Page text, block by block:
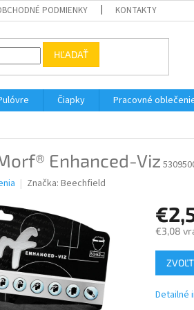
PODMIENKY KONTAKTY
HĽADAŤ
Čiapky Pracovné
Enhanced-Viz
Značka: Beechfield
€3,08
cena:
Detailné